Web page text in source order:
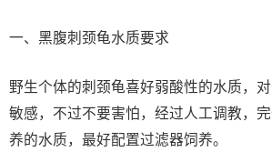
一、黑腹刺颈龟水质要求
野生个体的刺颈龟喜好弱酸性的水质，
敏感，不过不要害怕，经过人工调教，
养的水质，最好配置过滤器饲养。